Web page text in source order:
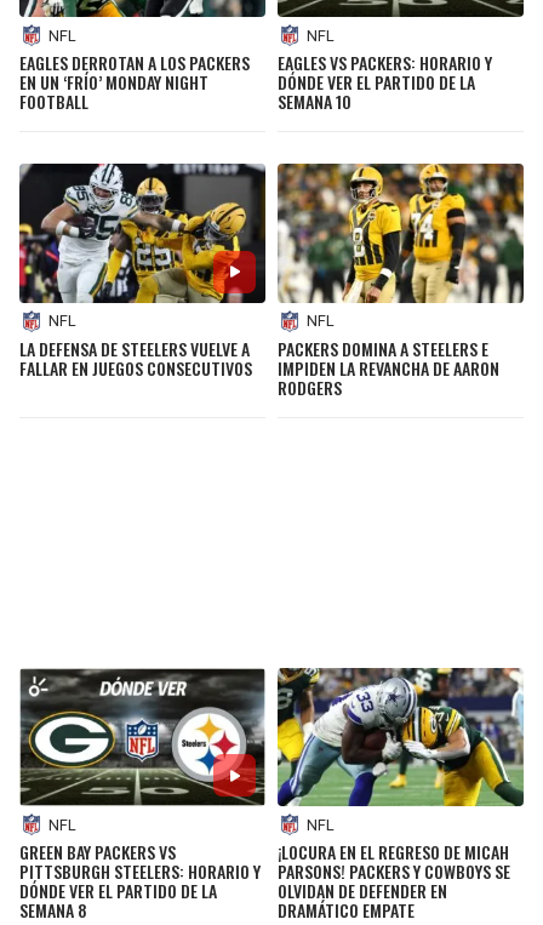
NFL
EAGLES DERROTAN A LOS PACKERS
EN UN ‘FRÍO’ MONDAY NIGHT
FOOTBALL
NFL
EAGLES VS PACKERS: HORARIO Y
DÓNDE VER EL PARTIDO DE LA
SEMANA 10
NFL
LA DEFENSA DE STEELERS VUELVE A
FALLAR EN JUEGOS CONSECUTIVOS
NFL
PACKERS DOMINA A STEELERS E
IMPIDEN LA REVANCHA DE AARON
RODGERS
NFL
GREEN BAY PACKERS VS
PITTSBURGH STEELERS: HORARIO Y
DÓNDE VER EL PARTIDO DE LA
SEMANA 8
NFL
¡LOCURA EN EL REGRESO DE MICAH
PARSONS! PACKERS Y COWBOYS SE
OLVIDAN DE DEFENDER EN
DRAMÁTICO EMPATE